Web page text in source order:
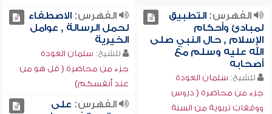
الفهرس:التطبيق
لمبادئ وأحكام
الإسلام , حال النبي صلى
الله عليه وسلم مع
أصحابه
للشيخ: سلمان العودة
جزء من محاضرة ( دروس
ووقفات تربوية من السنة
الفهرس:الاصطفاء
لحمل الرسالة , عوامل
الخيرية
للشيخ: سلمان العودة
جزء من محاضرة ( قل هو من
عند أنفسكم)
الفهرس: على